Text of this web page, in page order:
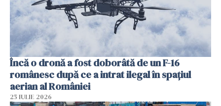
Încă o dronă a fost doborâtă de un F-16
românesc după ce a intrat ilegal în spațiul
aerian al României
25 IULIE 2026